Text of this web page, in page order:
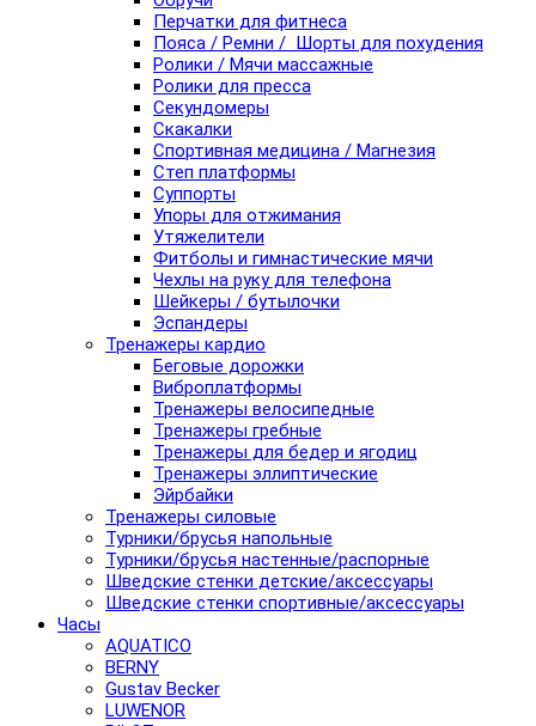
Перчатки для фитнеса
Пояса / Ремни / Шорты для похудения
Ролики / Мячи массажные
Ролики для пресса
Секундомеры
Скакалки
Спортивная медицина / Магнезия
Степ платформы
Суппорты
Упоры для отжимания
Утяжелители
Фитболы и гимнастические мячи
Чехлы на руку для телефона
Шейкеры / бутылочки
Эспандеры
Тренажеры кардио
Беговые дорожки
Виброплатформы
Тренажеры велосипедные
Тренажеры гребные
Тренажеры для бедер и ягодиц
Тренажеры эллиптические
Эйрбайки
Тренажеры силовые
Турники/брусья напольные
Турники/брусья настенные/распорные
Шведские стенки детские/аксессуары
Шведские стенки спортивные/аксессуары
Часы
AQUATICO
BERNY
Gustav Becker
LUWENOR